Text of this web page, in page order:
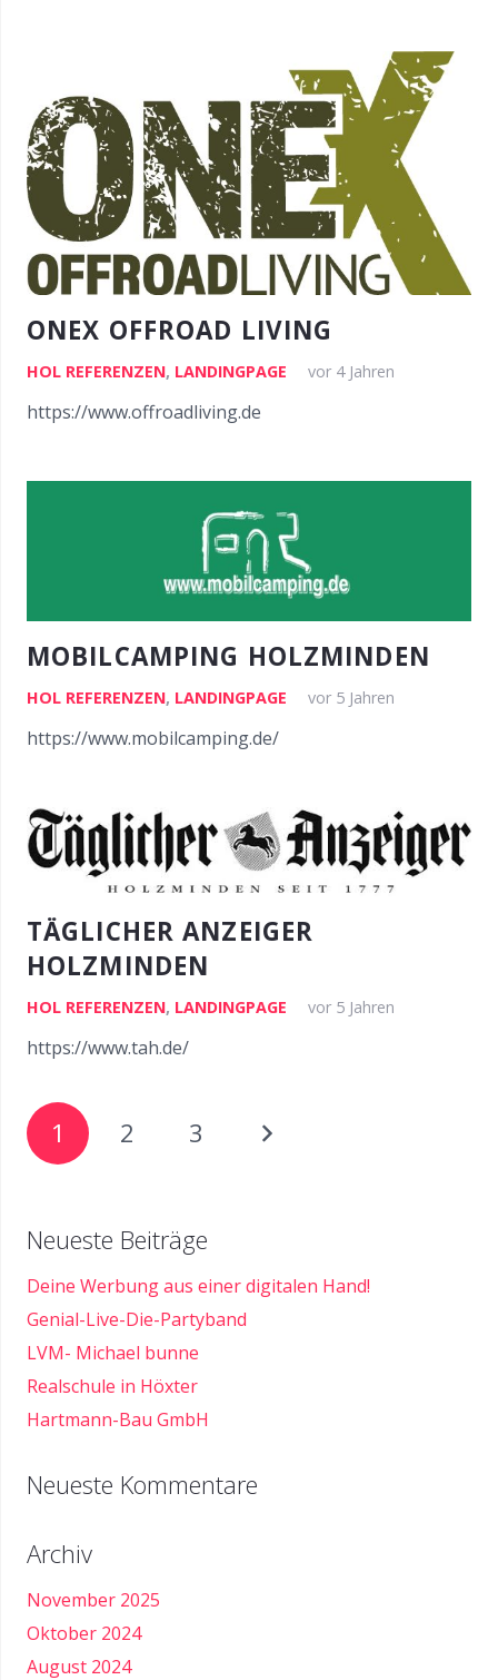
ONEX OFFROAD LIVING
HOL REFERENZEN, LANDINGPAGE vor 4 Jahren
https://www.offroadliving.de
MOBILCAMPING HOLZMINDEN
HOL REFERENZEN, LANDINGPAGE vor 5 Jahren
https://www.mobilcamping.de/
TÄGLICHER ANZEIGER
HOLZMINDEN
HOL REFERENZEN, LANDINGPAGE vor 5 Jahren
https://www.tah.de/
1 2 3
Neueste Beiträge
Deine Werbung aus einer digitalen Hand!
Genial-Live-Die-Partyband
LVM- Michael bunne
Realschule in Höxter
Hartmann-Bau GmbH
Neueste Kommentare
Archiv
November 2025
Oktober 2024
August 2024